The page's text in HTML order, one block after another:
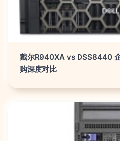
戴尔R940XA vs DSS8440
购深度对比